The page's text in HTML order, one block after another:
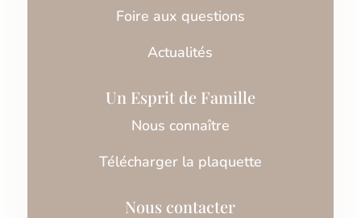
Foire aux questions
Actualités
Un Esprit de Famille
Nous connaître
Télécharger la plaquette
Nous contacter